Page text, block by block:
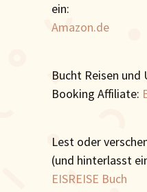
ein:
Amazon.de
Bucht Reisen
Booking Affiliate:
Lest oder
(und hinterlasst
EISREISE Buch